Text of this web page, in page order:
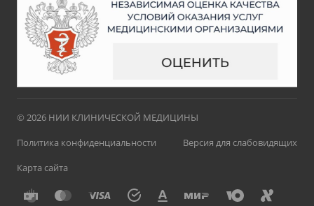
© 2026 НИИ КЛИНИЧЕСКОЙ МЕДИЦИНЫ
Политика конфиденциальности
Версия для слабовидящих
Карта сайта